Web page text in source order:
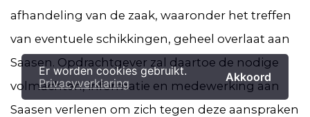
Er worden cookies gebruikt.
Privacyverklaring
Akkoord
afhandeling van de zaak, waaronder het treffen
van eventuele schikkingen, geheel overlaat aan
Saasen. Opdrachtgever zal daartoe de nodige
volmachten, informatie en medewerking aan
Saasen verlenen om zich tegen deze aanspraken